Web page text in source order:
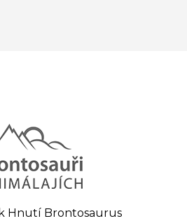
Hnutí Brontosaurus